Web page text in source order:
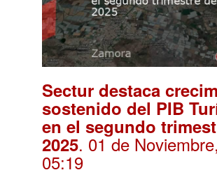
Sectur destaca
sostenido del PIB
en el segundo
2025. 01 de
05:19